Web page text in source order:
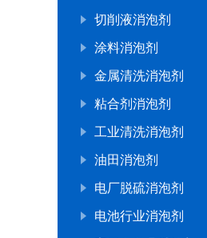
切削液消泡剂
涂料消泡剂
金属清洗消泡剂
粘合剂消泡剂
工业清洗消泡剂
油田消泡剂
电厂脱硫消泡剂
电池行业消泡剂